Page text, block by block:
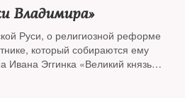
Владимира»
Руси, о религиозной реформе
который собираются ему
Ивана Эггинка «Великий князь